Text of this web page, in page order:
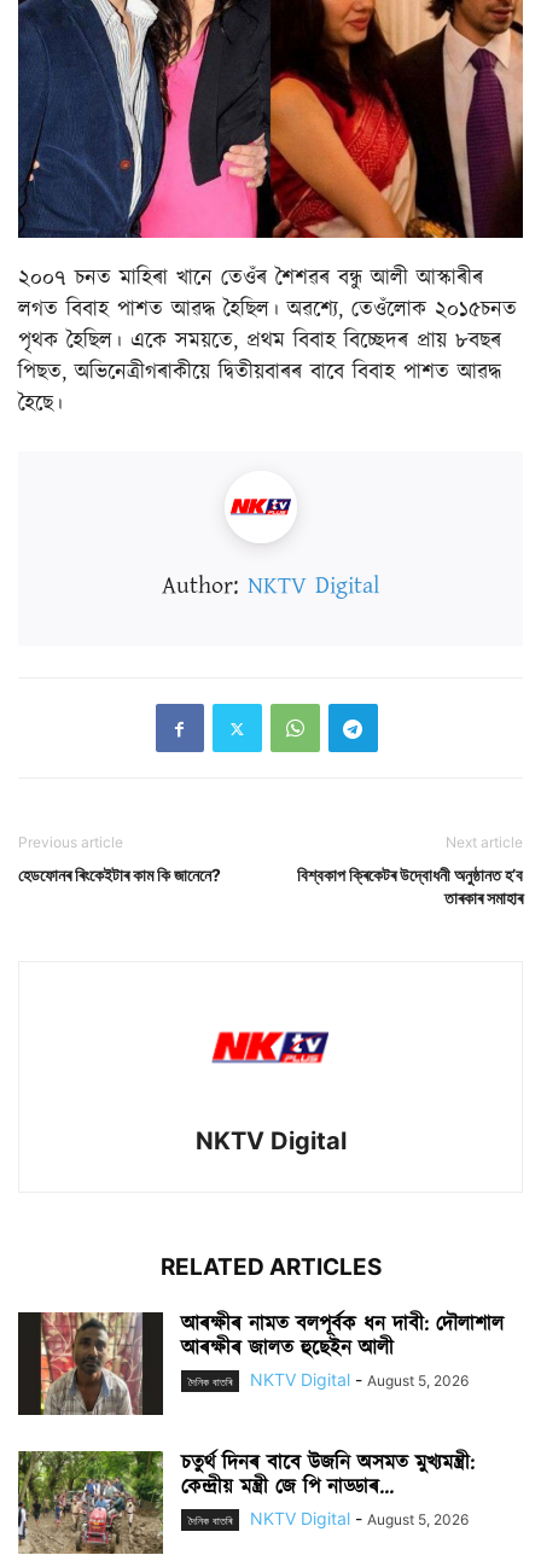
২০০৭ চনত মাহিৰা খানে তেওঁৰ শৈশৱৰ বন্ধু আলী আস্কাৰীৰ
লগত বিবাহ পাশত আৱদ্ধ হৈছিল। অৱশ্যে, তেওঁলোক ২০১৫চনত
পৃথক হৈছিল। একে সময়তে, প্ৰথম বিবাহ বিচ্ছেদৰ প্ৰায় ৮বছৰ
পিছত, অভিনেত্ৰীগৰাকীয়ে দ্বিতীয়বাৰৰ বাবে বিবাহ পাশত আৱদ্ধ
হৈছে।
Author: NKTV Digital
Previous article
হেডফোনৰ ৰিংকেইটাৰ কাম কি জানেনে?
Next article
বিশ্বকাপ ক্ৰিকেটৰ উদ্বোধনী অনুষ্ঠানত হ’ব
তাৰকাৰ সমাহাৰ
NKTV Digital
RELATED ARTICLES
আৰক্ষীৰ নামত বলপূৰ্বক ধন দাবী: দৌলাশাল
আৰক্ষীৰ জালত হুছেইন আলী
দৈনিক বাতৰি NKTV Digital - August 5, 2026
চতুৰ্থ দিনৰ বাবে উজনি অসমত মুখ্যমন্ত্ৰী:
কেন্দ্ৰীয় মন্ত্ৰী জে পি নাড্ডাৰ...
দৈনিক বাতৰি NKTV Digital - August 5, 2026